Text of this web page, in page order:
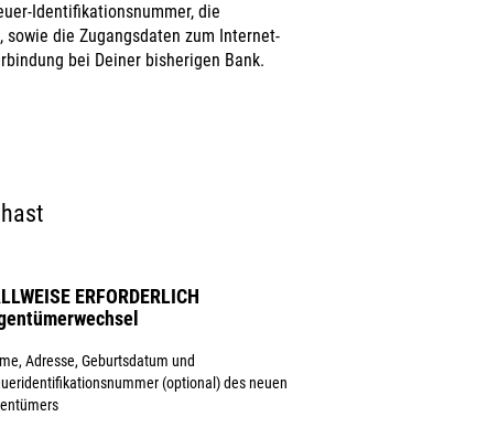
Identifikationsnummer, die
sowie die Zugangsdaten zum Internet-
bei Deiner bisherigen Bank.
ERFORDERLICH
Adresse, Geburtsdatum und
(optional) des neuen